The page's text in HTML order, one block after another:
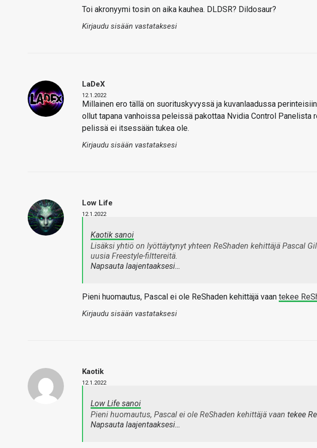
Toi akronyymi tosin on aika kauhea. DLDSR? Dildosaur?
Kirjaudu sisään vastataksesi
LaDeX
12.1.2022
Millainen ero tällä on suorituskyvyssä ja kuvanlaadussa
ollut tapana vanhoissa peleissä pakottaa Nvidia Control Panelista
pelissä ei itsessään tukea ole.
Kirjaudu sisään vastataksesi
Low Life
12.1.2022
Kaotik sanoi
Lisäksi yhtiö on lyöttäytynyt yhteen ReShaden kehittäjä Pascal
uusia Freestyle-filttereitä.
Napsauta laajentaaksesi…
Pieni huomautus, Pascal ei ole ReShaden kehittäjä vaan tekee
Kirjaudu sisään vastataksesi
Kaotik
12.1.2022
Low Life sanoi
Pieni huomautus, Pascal ei ole ReShaden kehittäjä vaan tekee
Napsauta laajentaaksesi…